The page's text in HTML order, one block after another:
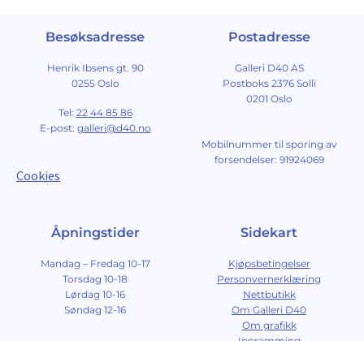
Besøksadresse
Henrik Ibsens gt. 90
0255 Oslo
Tel: 22 44 85 86
E-post: galleri@d40.no
Cookies
Postadresse
Galleri D40 AS
Postboks 2376 Solli
0201 Oslo
Mobilnummer til sporing av
forsendelser: 91924069
Åpningstider
Mandag – Fredag 10-17
Torsdag 10-18
Lørdag 10-16
Søndag 12-16
Sidekart
Kjøpsbetingelser
Personvernerklæring
Nettbutikk
Om Galleri D40
Om grafikk